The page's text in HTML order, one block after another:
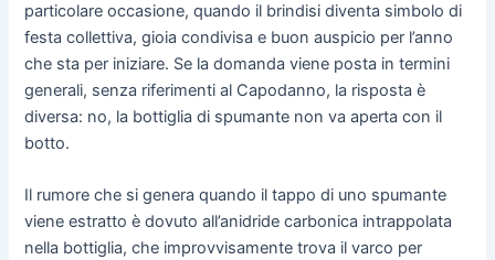
particolare occasione, quando il brindisi diventa simbolo di
festa collettiva, gioia condivisa e buon auspicio per l’anno
che sta per iniziare. Se la domanda viene posta in termini
generali, senza riferimenti al Capodanno, la risposta è
diversa: no, la bottiglia di spumante non va aperta con il
botto.
Il rumore che si genera quando il tappo di uno spumante
viene estratto è dovuto all’anidride carbonica intrappolata
nella bottiglia, che improvvisamente trova il varco per